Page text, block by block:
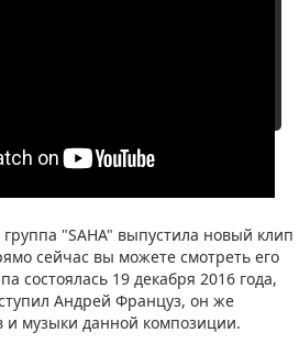
"SAHA" выпустила новый клип
сейчас вы можете смотреть его
состоялась 19 декабря 2016 года,
Андрей Француз, он же
и музыки данной композиции.